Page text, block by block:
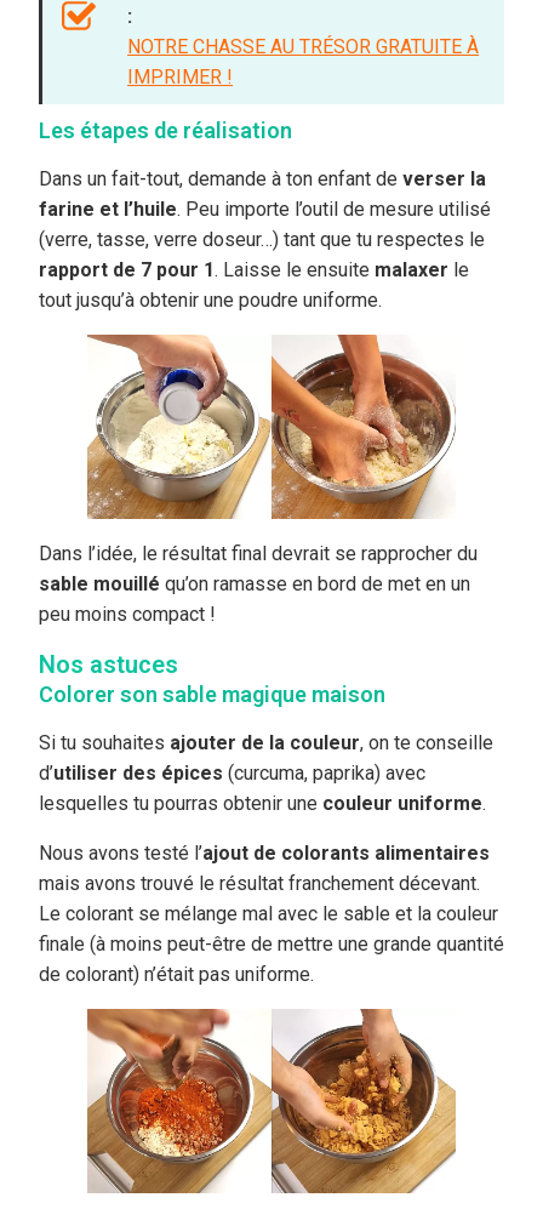
:
NOTRE CHASSE AU TRÉSOR GRATUITE À
IMPRIMER !
Les étapes de réalisation
Dans un fait-tout, demande à ton enfant de verser la
farine et l’huile. Peu importe l’outil de mesure utilisé
(verre, tasse, verre doseur…) tant que tu respectes le
rapport de 7 pour 1. Laisse le ensuite malaxer le
tout jusqu’à obtenir une poudre uniforme.
Dans l’idée, le résultat final devrait se rapprocher du
sable mouillé qu’on ramasse en bord de met en un
peu moins compact !
Nos astuces
Colorer son sable magique maison
Si tu souhaites ajouter de la couleur, on te conseille
d’utiliser des épices (curcuma, paprika) avec
lesquelles tu pourras obtenir une couleur uniforme.
Nous avons testé l’ajout de colorants alimentaires
mais avons trouvé le résultat franchement décevant.
Le colorant se mélange mal avec le sable et la couleur
finale (à moins peut-être de mettre une grande quantité
de colorant) n’était pas uniforme.